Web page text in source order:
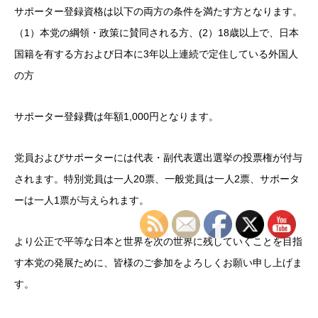
サポーター登録資格は以下の両方の条件を満たす方となります。
（1）本党の綱領・政策に賛同される方、(2）18歳以上で、日本
国籍を有する方および日本に3年以上連続で定住している外国人
の方
サポーター登録費は年額1,000円となります。
党員およびサポーターには代表・副代表選出選挙の投票権が付与
されます。特別党員は一人20票、一般党員は一人2票、サポータ
ーは一人1票が与えられます。
より公正で平等な日本と世界を次の世界に残していくことを目指
す本党の発展ために、皆様のご参加をよろしくお願い申し上げま
す。